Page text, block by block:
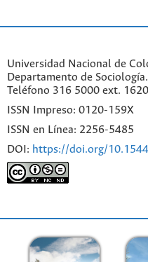
Universidad Nacional de
Departamento de
Teléfono 316 5000 ext.
ISSN Impreso: 0120-159X
ISSN en Línea: 2256-5485
DOI: https://doi.org/